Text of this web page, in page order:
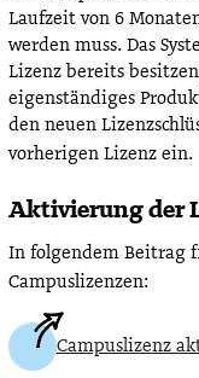
Laufzeit von 6
werden muss. Das
Lizenz bereits
eigenständiges
den neuen
vorherigen Lizenz ein.
Aktivierung der
In folgendem Beitrag
Campuslizenzen:
Campuslizenz